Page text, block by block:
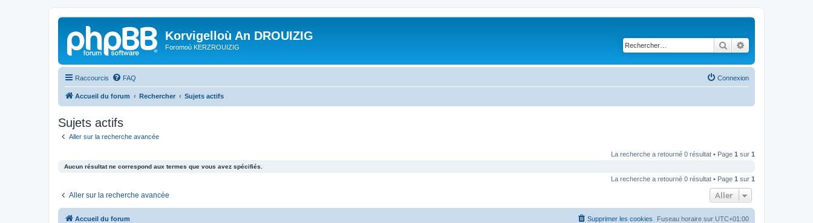
Korvigelloù An DROUIZIG
Foromoù KERZROUIZIG Rechercher
Raccourcis FAQ Connexion
Accueil du forum Rechercher Sujets actifs
Sujets actifs
Aller sur la recherche avancée
La recherche a retourné 0 résultat • Page 1 sur 1
Aucun résultat ne correspond aux termes que vous avez spécifiés.
La recherche a retourné 0 résultat • Page 1 sur 1
Aller sur la recherche avancée Aller
Accueil du forum Fuseau horaire sur UTC+01:00
Supprimer les cookies